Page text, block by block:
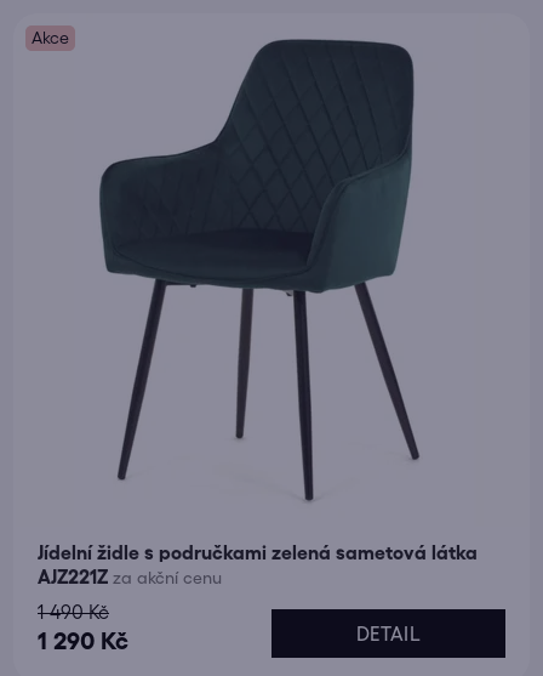
Akce
Jídelní židle s područkami zelená sametová látka
AJZ221Z za akční cenu
1 290 Kč
1 490 Kč
DETAIL